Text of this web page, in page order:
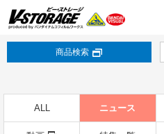
商品検索
ALL ニュース